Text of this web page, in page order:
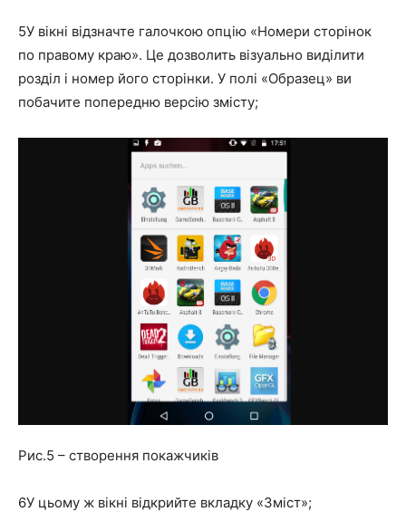
5У вікні відзначте галочкою опцію «Номери сторінок
по правому краю». Це дозволить візуально виділити
розділ і номер його сторінки. У полі «Образец» ви
побачите попередню версію змісту;
Рис.5 – створення покажчиків
6У цьому ж вікні відкрийте вкладку «Зміст»;